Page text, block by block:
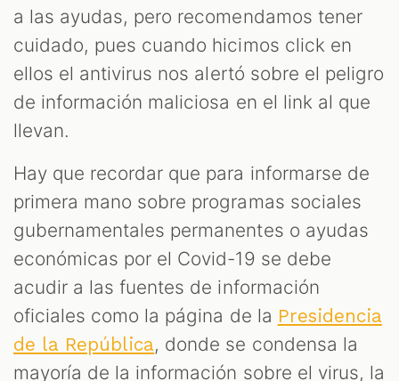
a las ayudas, pero recomendamos tener
cuidado, pues cuando hicimos click en
ellos el antivirus nos alertó sobre el peligro
de información maliciosa en el link al que
llevan.
Hay que recordar que para informarse de
primera mano sobre programas sociales
gubernamentales permanentes o ayudas
económicas por el Covid-19 se debe
acudir a las fuentes de información
oficiales como la página de la Presidencia
de la República, donde se condensa la
mayoría de la información sobre el virus, la